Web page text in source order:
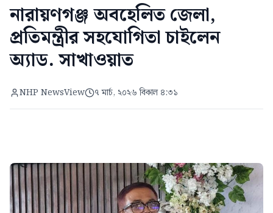
নারায়ণগঞ্জ অবহেলিত জেলা,
প্রতিমন্ত্রীর সহযোগিতা চাইলেন
অ্যাড. সাখাওয়াত
NHP NewsView ৭ মার্চ, ২০২৬ বিকাল ৪:৩১